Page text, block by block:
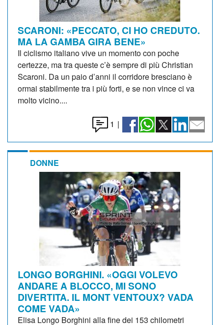
SCARONI: «PECCATO, CI HO CREDUTO.
MA LA GAMBA GIRA BENE»
Il ciclismo italiano vive un momento con poche
certezze, ma tra queste c’è sempre di più Christian
Scaroni. Da un paio d’anni il corridore bresciano è
ormai stabilmente tra i più forti, e se non vince ci va
molto vicino....
1 |
DONNE
LONGO BORGHINI. «OGGI VOLEVO
ANDARE A BLOCCO, MI SONO
DIVERTITA. IL MONT VENTOUX? VADA
COME VADA»
Elisa Longo Borghini alla fine dei 153 chilometri